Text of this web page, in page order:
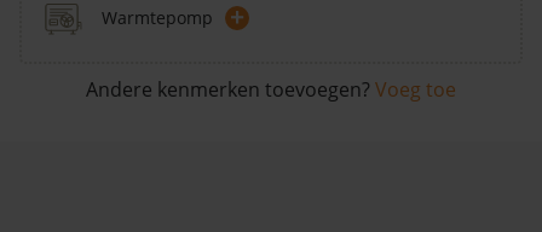
Warmtepomp +
Andere kenmerken toevoegen? Voeg toe